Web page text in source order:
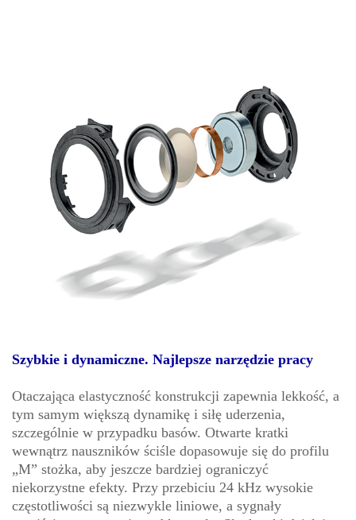
Szybkie i dynamiczne. Najlepsze narzędzie pracy
Otaczająca elastyczność konstrukcji zapewnia lekkość, a
tym samym większą dynamikę i siłę uderzenia,
szczególnie w przypadku basów. Otwarte kratki
wewnątrz nauszników ściśle dopasowuje się do profilu
„M” stożka, aby jeszcze bardziej ograniczyć
niekorzystne efekty. Przy przebiciu 24 kHz wysokie
częstotliwości są niezwykle liniowe, a sygnały